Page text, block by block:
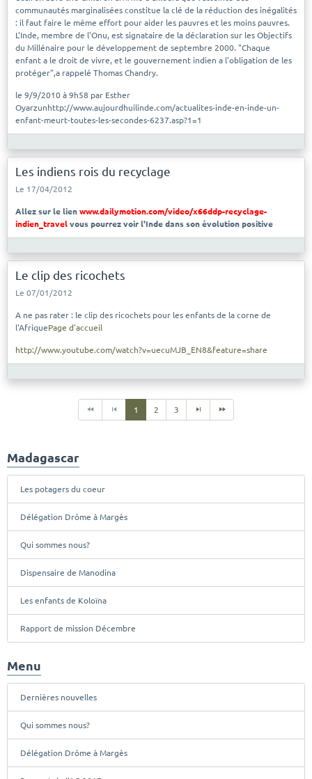
communautés marginalisées constitue la clé de la réduction des inégalités
: il faut faire le même effort pour aider les pauvres et les moins pauvres.
L'Inde, membre de l'Onu, est signataire de la déclaration sur les Objectifs
du Millénaire pour le développement de septembre 2000. "Chaque
enfant a le droit de vivre, et le gouvernement indien a l'obligation de les
protéger",a rappelé Thomas Chandry.
le 9/9/2010 à 9h58 par Esther
Oyarzunhttp://www.aujourdhuilinde.com/actualites-inde-en-inde-un-
enfant-meurt-toutes-les-secondes-6237.asp?1=1
Les indiens rois du recyclage
Le 17/04/2012
Allez sur le lienwww.dailymotion.com/video/x66ddp-recyclage-
indien_travelvous pourrez voir l'Inde dans son évolution positive
Le clip des ricochets
Le 07/01/2012
A ne pas rater : le clip des ricochets pour les enfants de la corne de
l'AfriquePage d'accueil
http://www.youtube.com/watch?v=uecuMJB_EN8&feature=share
1 2 3
Madagascar
Les potagers du coeur
Délégation Drôme à Margès
Qui sommes nous?
Dispensaire de Manodina
Les enfants de Koloïna
Rapport de mission Décembre
Menu
Dernières nouvelles
Qui sommes nous?
Délégation Drôme à Margès